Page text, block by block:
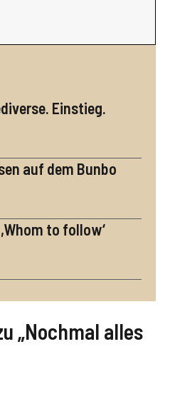
Einstieg.
auf dem Bunbo
to follow‘
„Nochmal alles